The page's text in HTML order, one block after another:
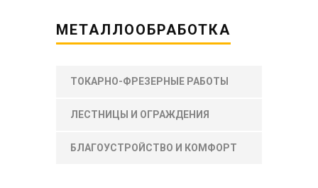
МЕТАЛЛООБРАБОТКА
ТОКАРНО-ФРЕЗЕРНЫЕ РАБОТЫ
ЛЕСТНИЦЫ И ОГРАЖДЕНИЯ
БЛАГОУСТРОЙСТВО И КОМФОРТ